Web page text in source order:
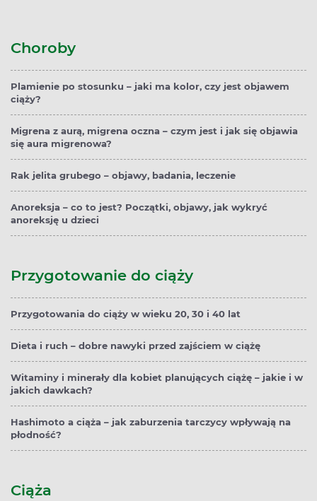
Choroby
Plamienie po stosunku – jaki ma kolor, czy jest objawem
ciąży?
Migrena z aurą, migrena oczna – czym jest i jak się objawia
się aura migrenowa?
Rak jelita grubego – objawy, badania, leczenie
Anoreksja – co to jest? Początki, objawy, jak wykryć
anoreksję u dzieci
Przygotowanie do ciąży
Przygotowania do ciąży w wieku 20, 30 i 40 lat
Dieta i ruch – dobre nawyki przed zajściem w ciążę
Witaminy i minerały dla kobiet planujących ciążę – jakie i w
jakich dawkach?
Hashimoto a ciąża – jak zaburzenia tarczycy wpływają na
płodność?
Ciąża